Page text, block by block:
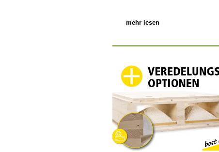
mehr lesen